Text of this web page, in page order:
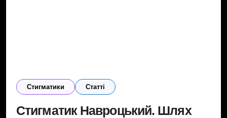
Cтигматики Статті
Стигматик Навроцький. Шлях